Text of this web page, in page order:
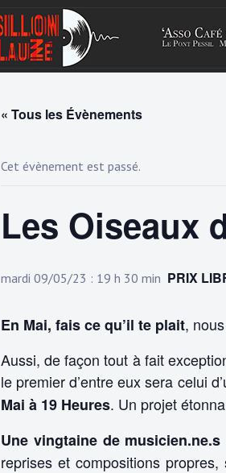
« Tous les Évènements
Cet évènement est passé.
Les Oiseaux
mardi 09/05/23 : 19 h 30 min PRIX
En Mai, fais ce qu’il te plait,
Aussi, de façon tout à fait
le premier d’entre eux sera celui
Mai à 19 Heures. Un projet
Une vingtaine de musicien.ne.s
reprises et compositions